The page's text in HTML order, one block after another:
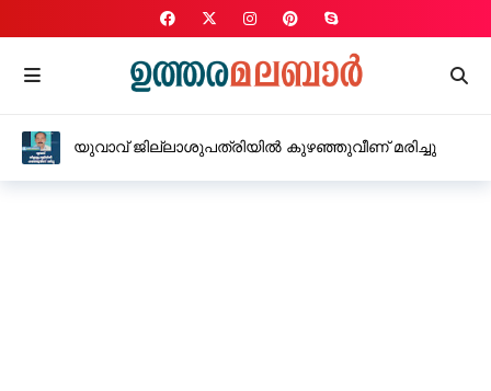
യുവാവ് ജില്ലാശുപത്രിയിൽ കുഴഞ്ഞുവീണ് മരിച്ചു